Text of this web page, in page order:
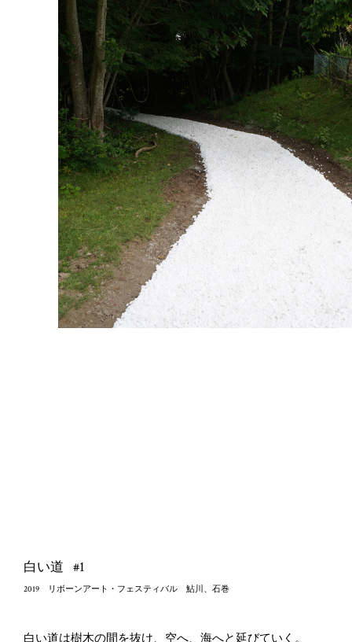
白い道 #1
2019 リボーンアート・フェスティバル 鮎川、石巻
白い道 #2
2019 リボーンアート・フェスティバル 鮎川、石巻
白い道 #3
2019 リボーンアート・フェスティバル 鮎川、石巻
白い道 #4
2019 リボーンアート・フェスティバル 鮎川、石巻
白い道 #5
2019 リボーンアート・フェスティバル 鮎川、石巻
白い道 #6
2019 リボーンアート・フェスティバル 鮎川、石巻
白い道は樹木の間を抜け、空へ、海へと延びていく。